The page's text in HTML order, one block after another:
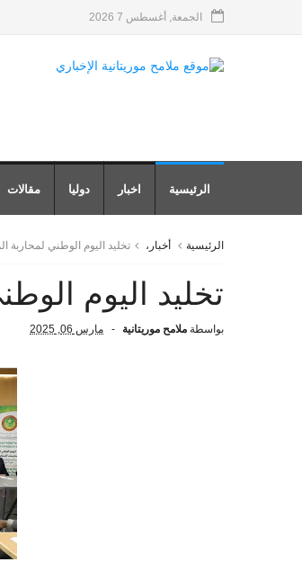
الجمعة, أغسطس 7 2026
الرئيسية اخبار دوليا مقالات
الرئيسية أخبار، تخليد اليوم الوطني لمحاربة
تخليد اليوم
بواسطة ملامح موريتانية مارس 06, 2025